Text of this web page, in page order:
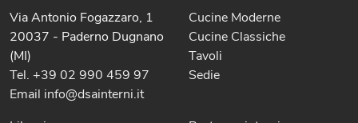
Via Antonio Fogazzaro, 1
20037 - Paderno Dugnano
(MI)
Tel. +39 02 990 459 97
Email info@dsainterni.it
Cucine Moderne
Cucine Classiche
Tavoli
Sedie